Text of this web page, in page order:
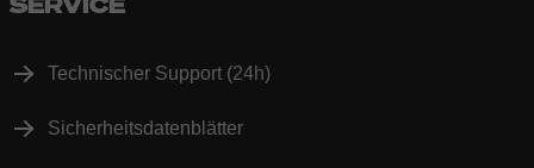
Technischer Support (24h)
Sicherheitsdatenblätter